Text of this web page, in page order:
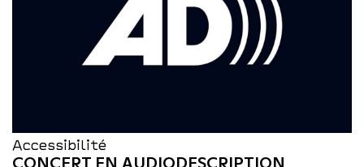
Accessibilité